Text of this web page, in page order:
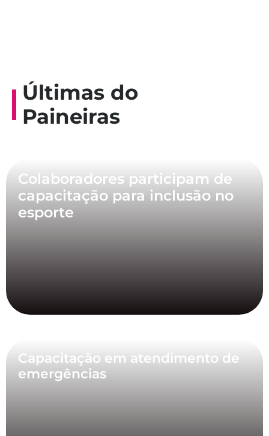
Últimas do
Paineiras
Colaboradores participam de
capacitação para inclusão no
esporte
Capacitação em atendimento de
emergências